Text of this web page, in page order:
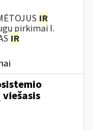
IR
pirkimai I.
IR